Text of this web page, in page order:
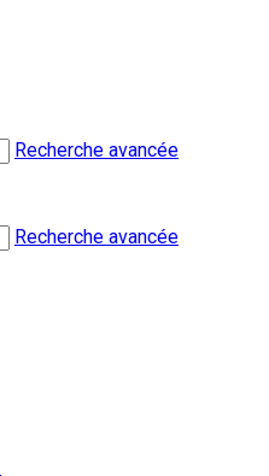
Recherche avancée
Recherche avancée